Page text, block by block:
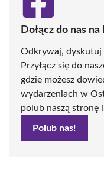
Dołącz do nas
Odkrywaj, dyskutuj
Przyłącz się do
gdzie możesz
wydarzeniach w
polub naszą stronę
Polub nas!